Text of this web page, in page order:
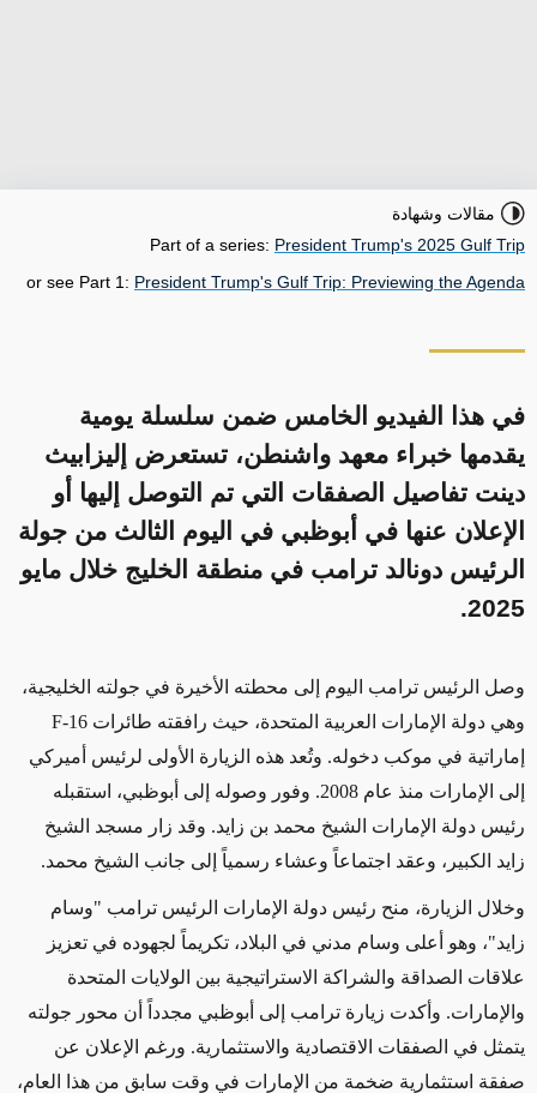
مقالات وشهادة
Part of a series: President Trump's 2025 Gulf Trip
or see Part 1: President Trump's Gulf Trip: Previewing the Agenda
في هذا الفيديو الخامس ضمن سلسلة يومية
يقدمها خبراء معهد واشنطن، تستعرض إليزابيث
دينت تفاصيل الصفقات التي تم التوصل إليها أو
الإعلان عنها في أبوظبي في اليوم الثالث من جولة
الرئيس دونالد ترامب في منطقة الخليج خلال مايو
2025.
وصل الرئيس ترامب اليوم إلى محطته الأخيرة في جولته الخليجية،
وهي دولة الإمارات العربية المتحدة، حيث رافقته طائرات F-16
إماراتية في موكب دخوله. وتُعد هذه الزيارة الأولى لرئيس أميركي
إلى الإمارات منذ عام 2008. وفور وصوله إلى أبوظبي، استقبله
رئيس دولة الإمارات الشيخ محمد بن زايد. وقد زار مسجد الشيخ
زايد الكبير، وعقد اجتماعاً وعشاء رسمياً إلى جانب الشيخ محمد.
وخلال الزيارة، منح رئيس دولة الإمارات الرئيس ترامب "وسام
زايد"، وهو أعلى وسام مدني في البلاد، تكريماً لجهوده في تعزيز
علاقات الصداقة والشراكة الاستراتيجية بين الولايات المتحدة
والإمارات. وأكدت زيارة ترامب إلى أبوظبي مجدداً أن محور جولته
يتمثل في الصفقات الاقتصادية والاستثمارية. ورغم الإعلان عن
صفقة استثمارية ضخمة من الإمارات في وقت سابق من هذا العام،